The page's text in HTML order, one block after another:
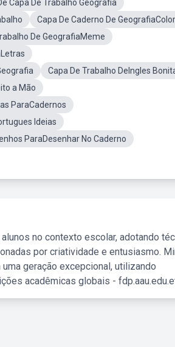
Capa De Trabalho Geografia
Capa De Caderno De
De GeografiaMeme
Capa De Trabalho DeIngles
a Mão
ParaCadernos
Ideias
ParaDesenhar No Caderno
no contexto escolar, adotando
por criatividade e entusiasmo.
geração excepcional, utilizando
acadêmicas globais -